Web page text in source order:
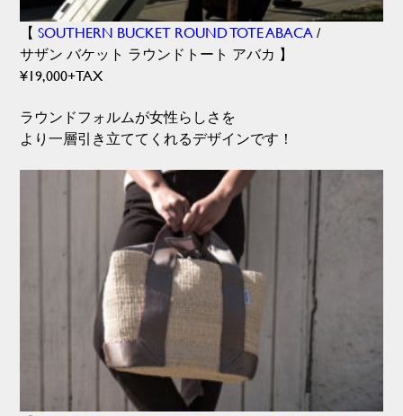
【SOUTHERN BUCKET ROUND TOTE ABACA/
サザン バケット ラウンドトート アバカ 】
¥19,000+TAX
ラウンドフォルムが女性らしさを
より一層引き立ててくれるデザインです！